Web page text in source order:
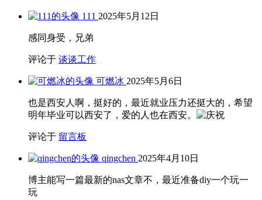
111 2025年5月12日
感同身受，兄弟
评论于 谈谈工作
可燃冰 2025年5月6日
也是西安人啊，挺好的，最近就业压力还挺大的，希望
明年毕业可以西安了，爱的人也在西安。
评论于 留言板
qingchen 2025年4月10日
博主能写一篇最新的nas文章不，最近准备diy一个玩一
玩